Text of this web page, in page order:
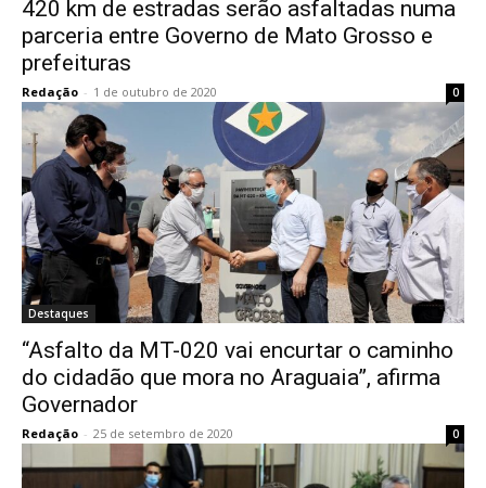
420 km de estradas serão asfaltadas numa
parceria entre Governo de Mato Grosso e
prefeituras
Redação - 1 de outubro de 2020 0
Destaques
“Asfalto da MT-020 vai encurtar o caminho
do cidadão que mora no Araguaia”, afirma
Governador
Redação - 25 de setembro de 2020 0